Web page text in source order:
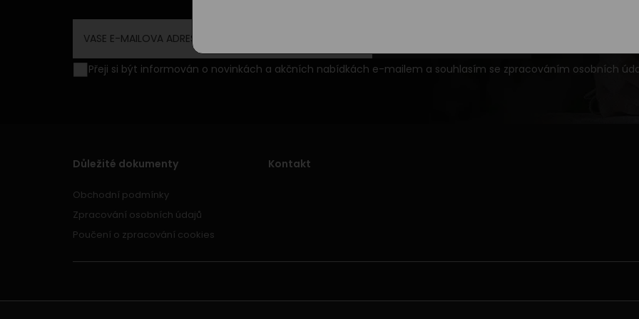
Přeji si být informován o novinkách a akčních nabídkách e-mailem a souhlasím se zpracováním osobních
Důležité dokumenty
Obchodní podmínky
Zpracování osobních údajů
Poučení o zpracování cookies
Kontakt